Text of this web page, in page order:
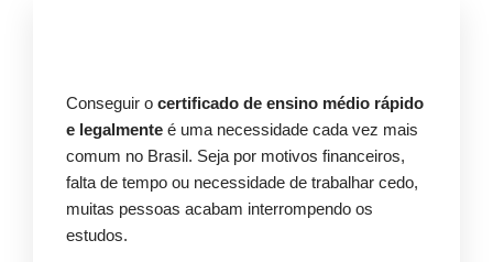
Conseguir o certificado de ensino médio rápido
e legalmente é uma necessidade cada vez mais
comum no Brasil. Seja por motivos financeiros,
falta de tempo ou necessidade de trabalhar cedo,
muitas pessoas acabam interrompendo os
estudos.